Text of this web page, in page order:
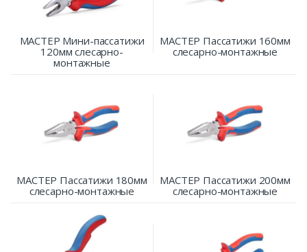
МАСТЕР Мини-пассатижи
120мм слесарно-
монтажные
МАСТЕР Пассатижи 160мм
слесарно-монтажные
МАСТЕР Пассатижи 180мм
слесарно-монтажные
МАСТЕР Пассатижи 200мм
слесарно-монтажные